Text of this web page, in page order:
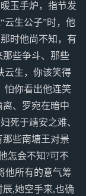
玉手炉，指节发
云生公子”时，他
时他尚不知，有
些争斗、那些
云生，你该笑得
怕你看出他连笑
、罗宛在暗中
死于靖安之难、
些南塘王对景
怎会不知?可不
他所有的意气筹
,她空手来,也确